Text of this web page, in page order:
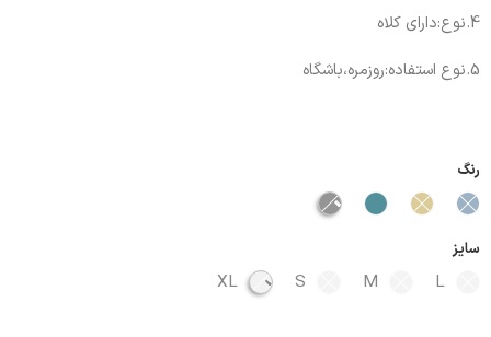
4.نوع:دارای کلاه
5.نوع استفاده:روزمره،باشگاه
رنگ
سایز
L
M
S
XL